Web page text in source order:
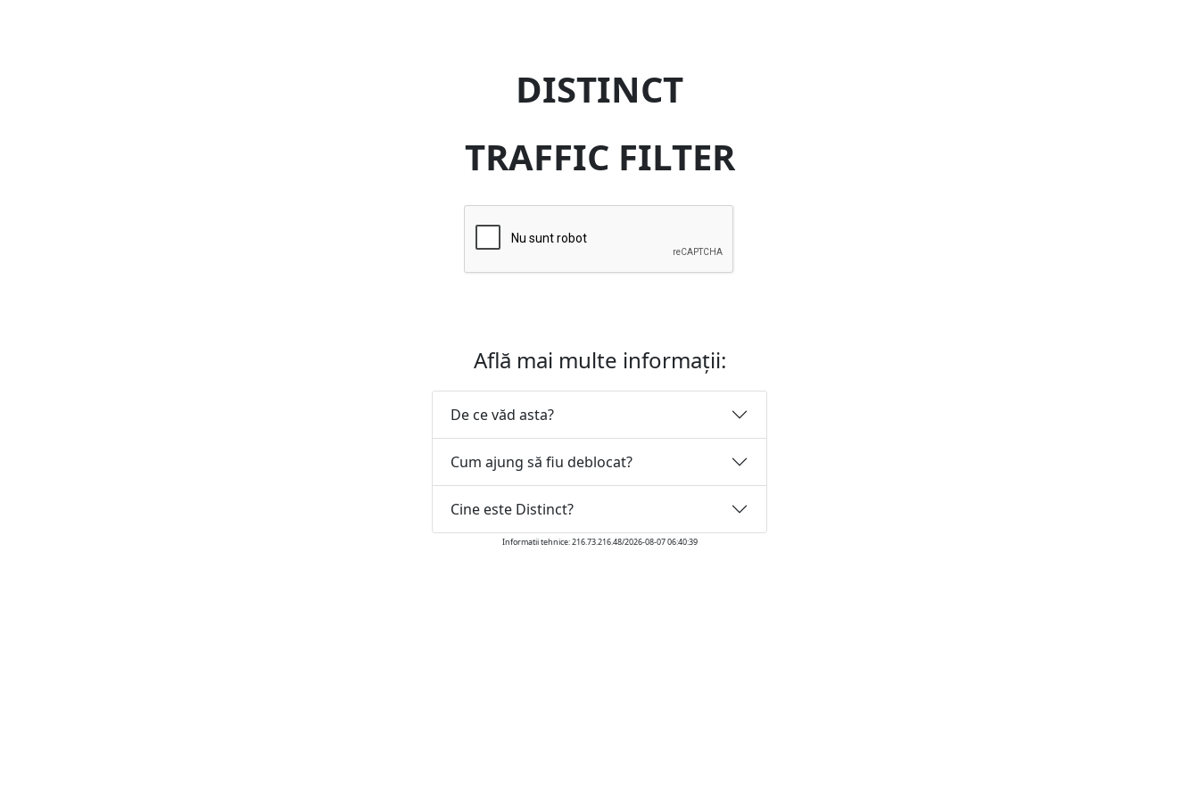
DISTINCT
TRAFFIC FILTER
Află mai multe informații:
De ce văd asta?
Cum ajung să fiu deblocat?
Cine este Distinct?
Informatii tehnice: 216.73.216.48/2026-08-07 06:40:39